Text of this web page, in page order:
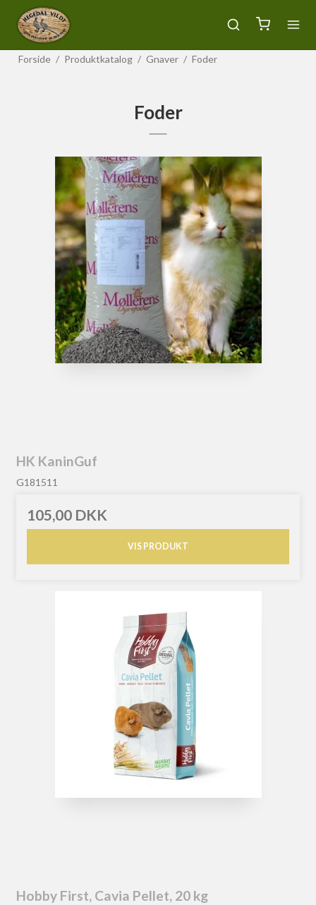
Forside / Produktkatalog / Gnaver / Foder
Foder
HK KaninGuf
G181511
105,00 DKK
VIS PRODUKT
Hobby First, Cavia Pellet, 20 kg